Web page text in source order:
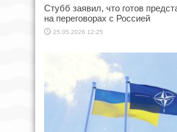
Стубб заявил, что готов
на переговорах с Россией
25.05.2026 12:25